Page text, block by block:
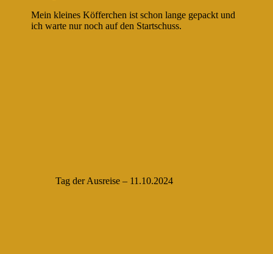
Mein kleines Köfferchen ist schon lange gepackt und
ich warte nur noch auf den Startschuss.
Tag der Ausreise – 11.10.2024